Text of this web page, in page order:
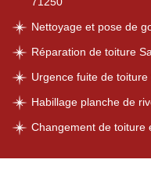
Nettoyage et pose de
Réparation de toiture
Urgence fuite de
Habillage planche de
Changement de toiture